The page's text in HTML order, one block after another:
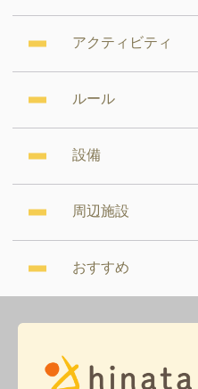
アクティビティ
ルール
設備
周辺施設
おすすめ